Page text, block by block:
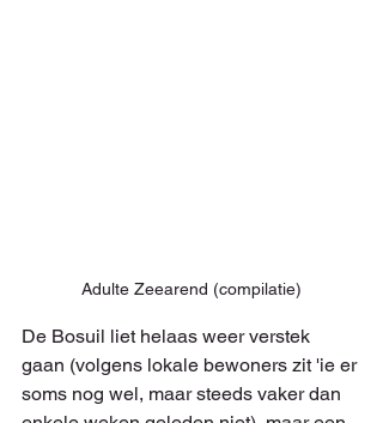
Adulte Zeearend (compilatie)
De Bosuil liet helaas weer verstek
gaan (volgens lokale bewoners zit 'ie er
soms nog wel, maar steeds vaker dan